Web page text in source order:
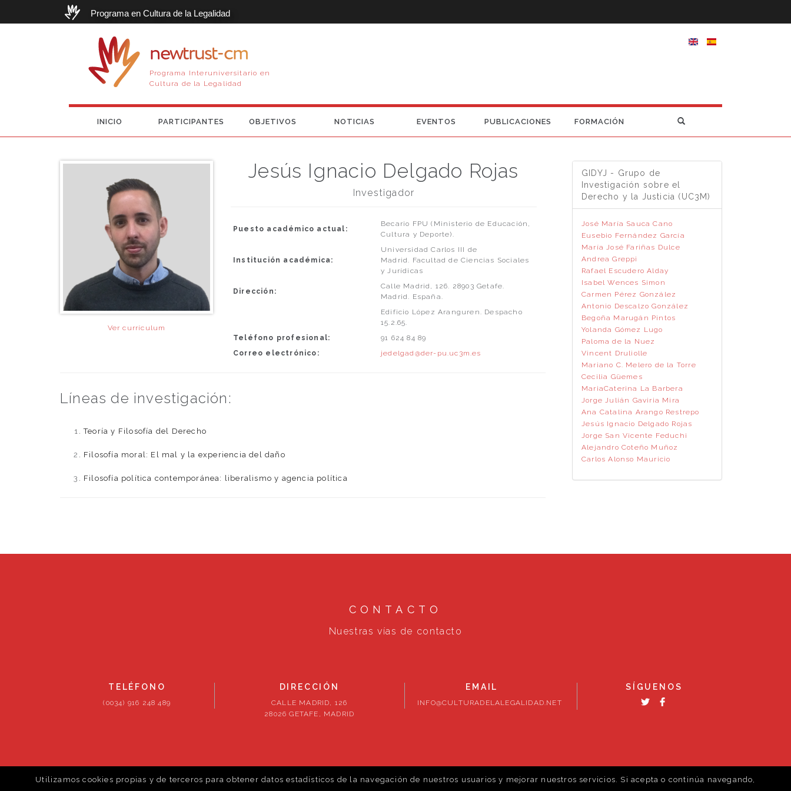
Programa en Cultura de la Legalidad
newtrust-cm
Programa Interuniversitario en
Cultura de la Legalidad
INICIO PARTICIPANTES OBJETIVOS NOTICIAS EVENTOS PUBLICACIONES FORMACIÓN
Ver currículum
Jesús Ignacio Delgado Rojas
Investigador
Puesto académico actual:
Becario FPU (Ministerio de Educación,
Cultura y Deporte).
Institución académica:
Universidad Carlos III de
Madrid. Facultad de Ciencias Sociales
y Jurídicas
Dirección:
Calle Madrid, 126. 28903 Getafe.
Madrid. España.
Edificio López Aranguren. Despacho
15.2.65.
Teléfono profesional:
91 624 84 89
Correo electrónico:
jedelgad@der-pu.uc3m.es
Líneas de investigación:
Teoría y Filosofía del Derecho
Filosofía moral: El mal y la experiencia del daño
Filosofía política contemporánea: liberalismo y agencia política
GIDYJ - Grupo de
Investigación sobre el
Derecho y la Justicia (UC3M)
José María Sauca Cano
Eusebio Fernández García
María José Fariñas Dulce
Andrea Greppi
Rafael Escudero Alday
Isabel Wences Simon
Carmen Pérez González
Antonio Descalzo González
Begoña Marugán Pintos
Yolanda Gómez Lugo
Paloma de la Nuez
Vincent Druliolle
Mariano C. Melero de la Torre
Cecilia Güemes
MariaCaterina La Barbera
Jorge Julián Gaviria Mira
Ana Catalina Arango Restrepo
Jesús Ignacio Delgado Rojas
Jorge San Vicente Feduchi
Alejandro Coteño Muñoz
Carlos Alonso Mauricio
CONTACTO
Nuestras vías de contacto
TELÉFONO
(0034) 916 248 489
DIRECCIÓN
CALLE MADRID, 126
28026 GETAFE, MADRID
EMAIL
INFO@CULTURADELALEGALIDAD.NET
SÍGUENOS
© newtrust-cm. 2026. Todos los derechos reservados Política de cookies Volver al inicio
Utilizamos cookies propias y de terceros para obtener datos estadísticos de la navegación de nuestros usuarios y mejorar nuestros servicios. Si acepta o continúa navegando,